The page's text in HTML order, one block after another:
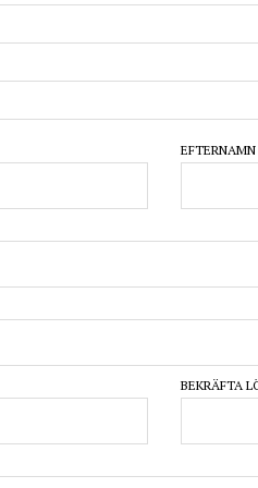
EFTERNAMN
BEKRÄFTA